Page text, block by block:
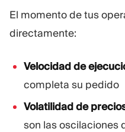
El momento de tus
directamente:
Velocidad de
completa su pedido
Volatilidad de
son las oscilaciones